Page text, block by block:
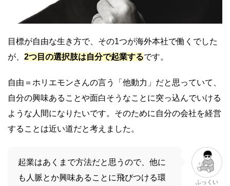
目標が自由な生き方で、その1つが海外本社で働くでした
が、 2つ目の選択肢は自分で起業するです。
自由＝ホリエモンさんの言う「他動力」だと思っていて、
自分の興味あることや面白そうなことに突っ込んでいける
ような人間になりたいです。そのために自分の会社を経営
することは近い道だと考えました。
起業はあくまで方法だと思うので、他に
も人脈とか興味あることに飛びつける環
ふっくい